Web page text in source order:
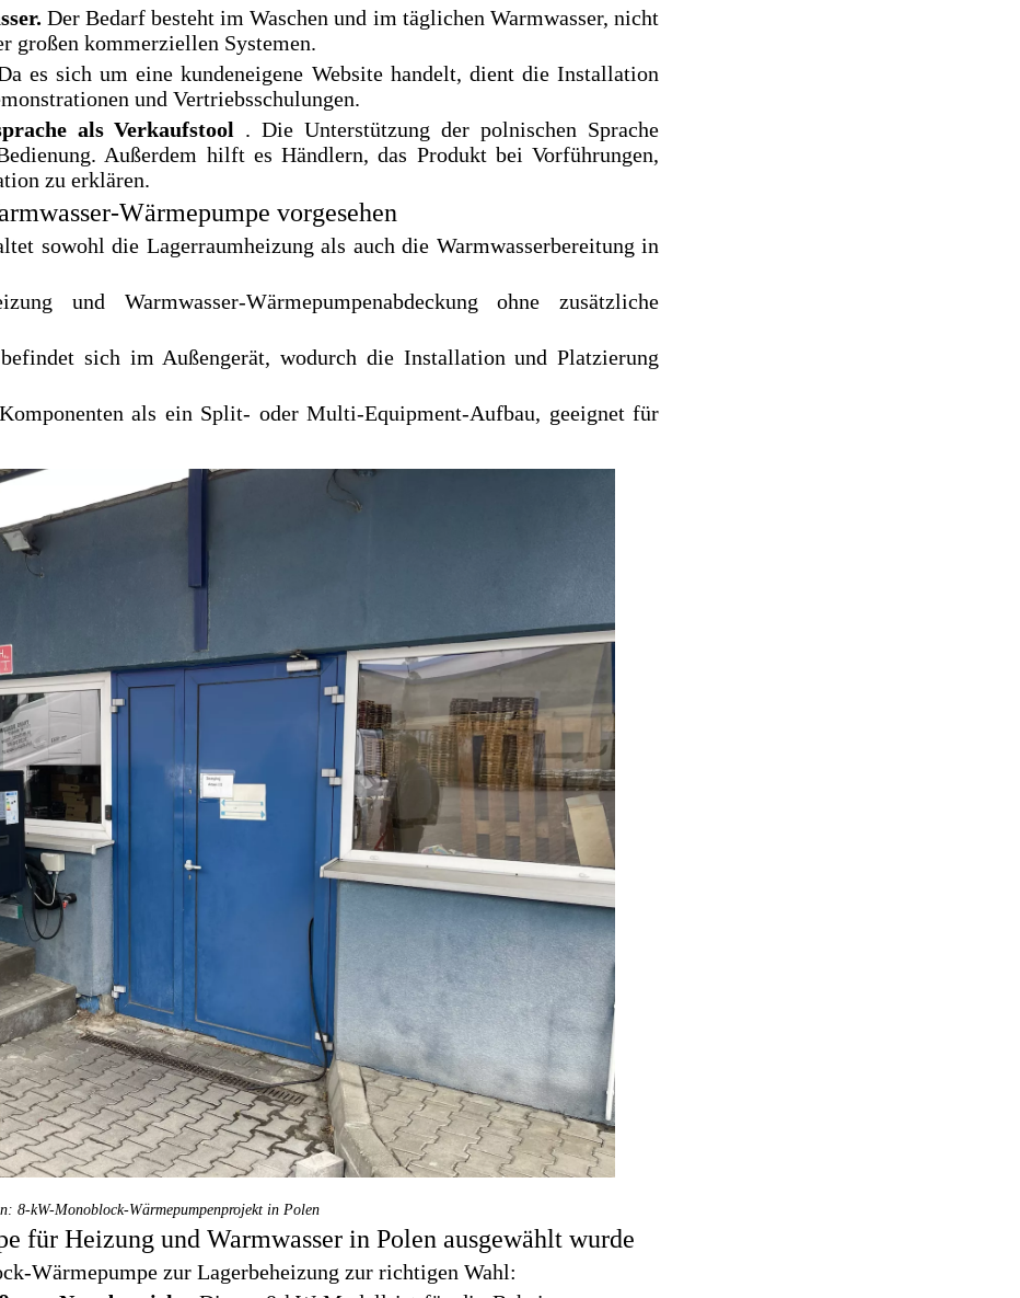
Der Bedarf besteht im Waschen und im täglichen Warmwasser, nicht
großen kommerziellen Systemen.
es sich um eine kundeneigene Website handelt, dient die Installation
und Vertriebsschulungen.
als Verkaufstool . Die Unterstützung der polnischen Sprache
Außerdem hilft es Händlern, das Produkt bei Vorführungen,
zu erklären.
Wärmepumpe vorgesehen
sowohl die Lagerraumheizung als auch die Warmwasserbereitung in
und Warmwasser-Wärmepumpenabdeckung ohne zusätzliche
sich im Außengerät, wodurch die Installation und Platzierung
als ein Split- oder Multi-Equipment-Aufbau, geeignet für
8-kW-Monoblock-Wärmepumpenprojekt in Polen
für Heizung und Warmwasser in Polen ausgewählt wurde
Wärmepumpe zur Lagerbeheizung zur richtigen Wahl: